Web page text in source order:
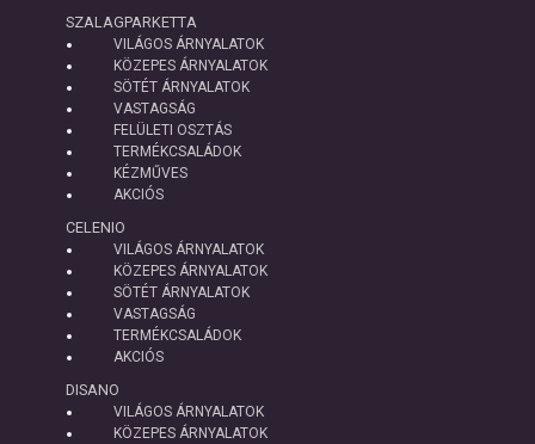
SZALAGPARKETTA
VILÁGOS ÁRNYALATOK
KÖZEPES ÁRNYALATOK
SÖTÉT ÁRNYALATOK
VASTAGSÁG
FELÜLETI OSZTÁS
TERMÉKCSALÁDOK
KÉZMŰVES
AKCIÓS
CELENIO
VILÁGOS ÁRNYALATOK
KÖZEPES ÁRNYALATOK
SÖTÉT ÁRNYALATOK
VASTAGSÁG
TERMÉKCSALÁDOK
AKCIÓS
DISANO
VILÁGOS ÁRNYALATOK
KÖZEPES ÁRNYALATOK